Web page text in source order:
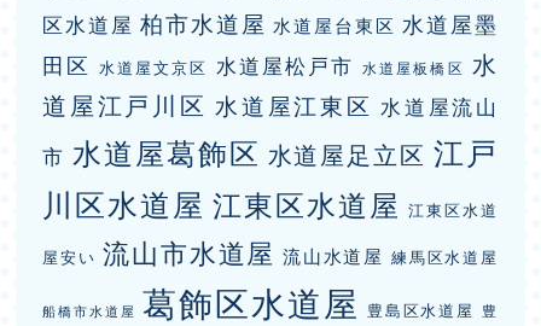
区水道屋 柏市水道屋 水道屋台東区 水道屋墨
田区
水道屋文京区 水道屋松戸市 水道屋板橋区
水
道屋江戸川区 水道屋江東区 水道屋流山
市 水道屋葛飾区 水道屋足立区 江戸
川区水道屋 江東区水道屋 江東区水道
屋安い 流山市水道屋 流山水道屋 練馬区水道屋
船橋市水道屋 葛飾区水道屋 豊島区水道屋 豊